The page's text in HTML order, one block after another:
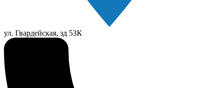
ул. Гвардейская, зд 53К